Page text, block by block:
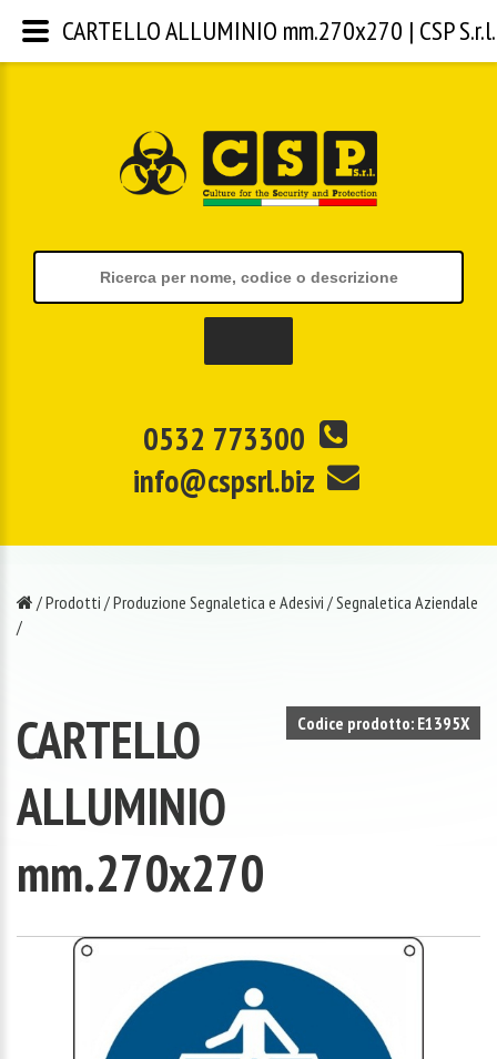
0532 773300
info@cspsrl.biz
/Prodotti /Produzione Segnaletica e Adesivi /Segnaletica Aziendale
/
Codice prodotto: E1395X
CARTELLO
ALLUMINIO
mm.270x270
CARTELLO ALLUMINIO mm.270x270 | CSP S.r.l.